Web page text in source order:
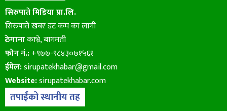
सिरुपाते मिडिया प्रा.लि.
सिरुपाते खबर डट कम का लागी
ठेगानाकाभ्रे, बागमती
फोन नं.:+९७७-९८४३०७१५६१
ईमेल:sirupatekhabar@gmail.com
Website:sirupatekhabar.com
तपाईंको स्थानीय तह